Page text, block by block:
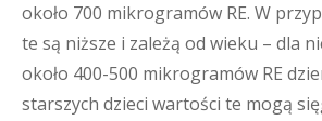
około 700 mikrogramów RE. W
te są niższe i zależą od wieku – dla
około 400-500 mikrogramów RE
starszych dzieci wartości te mogą